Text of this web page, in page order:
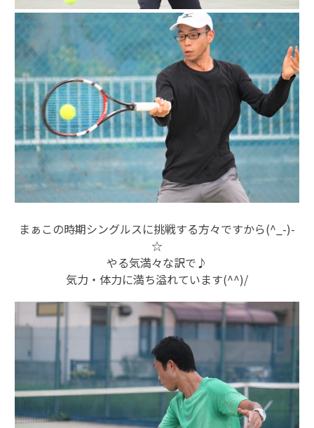
まぁこの時期シングルスに挑戦する方々ですから(^_-)-
☆
やる気満々な訳で♪
気力・体力に満ち溢れています(^^)/